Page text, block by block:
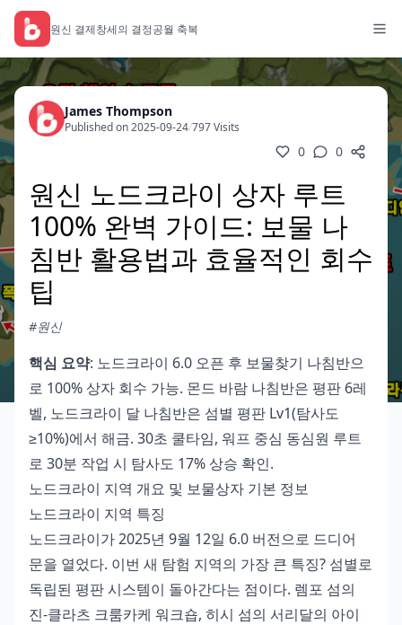
원신 결제창세의 결정공월 축복
James Thompson
Published on 2025-09-24/797 Visits
0 0
원신 노드크라이 상자 루트
100% 완벽 가이드: 보물 나
침반 활용법과 효율적인 회수
팁
#원신
핵심 요약: 노드크라이 6.0 오픈 후 보물찾기 나침반으
로 100% 상자 회수 가능. 몬드 바람 나침반은 평판 6레
벨, 노드크라이 달 나침반은 섬별 평판 Lv1(탐사도
≥10%)에서 해금. 30초 쿨타임, 워프 중심 동심원 루트
로 30분 작업 시 탐사도 17% 상승 확인.
노드크라이 지역 개요 및 보물상자 기본 정보
노드크라이 지역 특징
노드크라이가 2025년 9월 12일 6.0 버전으로 드디어
문을 열었다. 이번 새 탐험 지역의 가장 큰 특징? 섬별로
독립된 평판 시스템이 돌아간다는 점이다. 렘포 섬의
진-클라츠 크룸카케 워크숍, 히시 섬의 서리달의 아이